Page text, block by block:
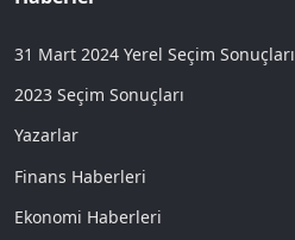
31 Mart 2024 Yerel Seçim Sonuçları
2023 Seçim Sonuçları
Yazarlar
Finans Haberleri
Ekonomi Haberleri